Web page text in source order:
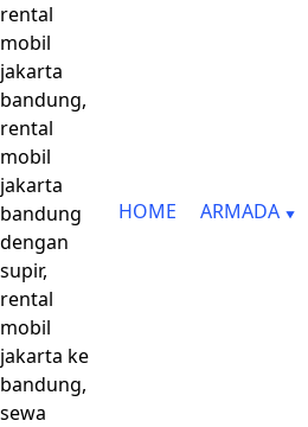
rental
mobil
jakarta
bandung,
rental
mobil
jakarta
bandung
dengan
supir,
rental
mobil
jakarta ke
bandung,
sewa
HOME ARMADA